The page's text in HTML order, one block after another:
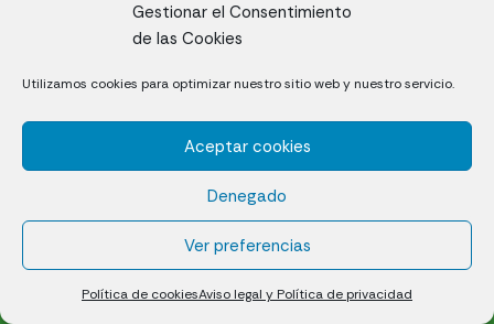
Gestionar el Consentimiento
de las Cookies
Utilizamos cookies para optimizar nuestro sitio web y nuestro servicio.
Aceptar cookies
Denegado
Ver preferencias
Política de cookiesAviso legal y Política de privacidad
Cáceres
Césped natural en tepes
Política de cookies (UE)
Aviso legal y Política de privacidad
¿Quiénes somos?
Contacto